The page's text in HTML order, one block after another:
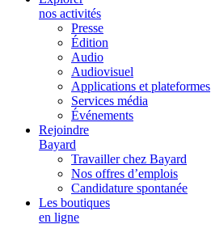
nos activités
Presse
Édition
Audio
Audiovisuel
Applications et plateformes
Services média
Événements
Rejoindre
Bayard
Travailler chez Bayard
Nos offres d’emplois
Candidature spontanée
Les boutiques
en ligne